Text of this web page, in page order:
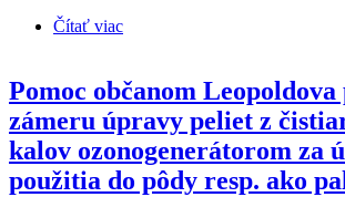
Čítať viac
samosprávy
Pomoc občanom
zámeru úpravy peliet z
kalov ozonogenerátorom za
použitia do pôdy resp. ako